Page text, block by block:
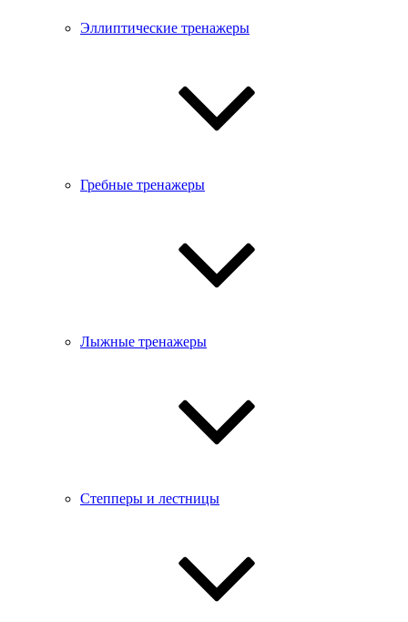
Эллиптические тренажеры
Гребные тренажеры
Лыжные тренажеры
Степперы и лестницы